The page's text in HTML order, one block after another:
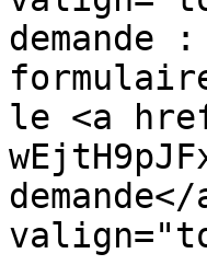
le <a